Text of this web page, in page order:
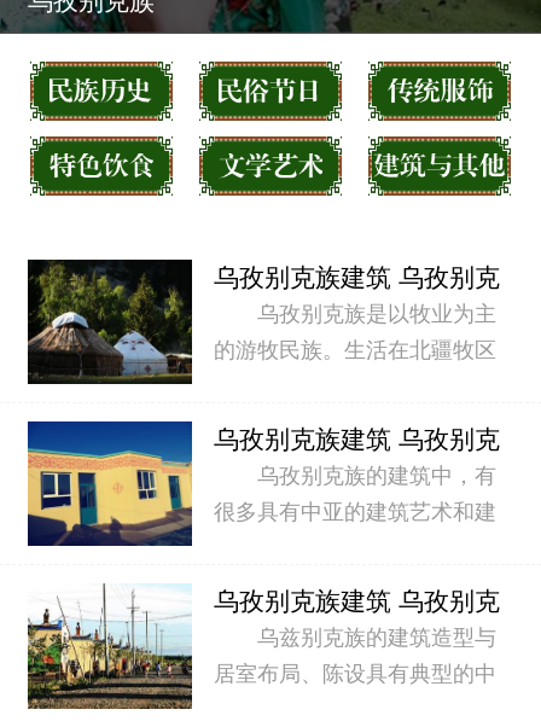
乌孜别克族建筑 乌孜别克
族民族建筑简介
乌孜别克族是以牧业为主
的游牧民族。生活在北疆牧区
族牧民结构一样的毡房，只是
毡房较小，顶部稍尖，内部......
乌孜别克族建筑 乌孜别克
族建筑有何风格
乌孜别克族的建筑中，有
很多具有中亚的建筑艺术和建
构的平顶长形房屋，这种房屋
造形别致，独具风格。 ......
乌孜别克族建筑 乌孜别克
族民居什么样
乌兹别克族的建筑造型与
居室布局、陈设具有典型的中